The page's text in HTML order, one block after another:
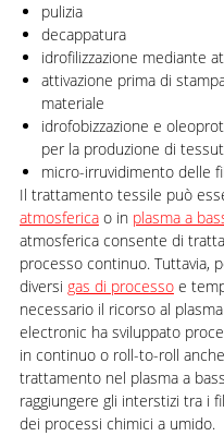
pulizia
decappatura
idrofilizzazione mediante
attivazione prima di
materiale
idrofobizzazione e
per la produzione di
micro-irruvidimento delle
Il trattamento tessile può
atmosfericao in plasma a
atmosferica consente di
processo continuo. Tuttavia,
diversi gas di processoe
necessario il ricorso al
electronic ha sviluppato
in continuo o roll-to-roll
trattamento nel plasma a
raggiungere gli interstizi tra i
dei processi chimici a umido.